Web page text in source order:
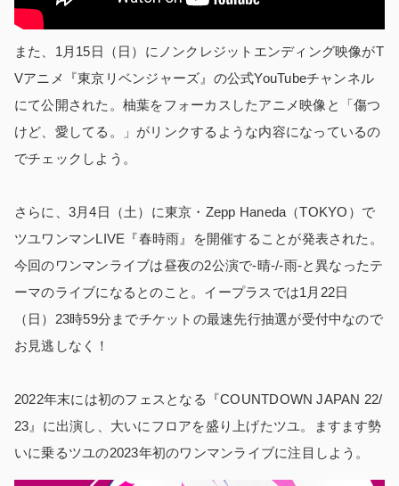
また、1月15日（日）にノンクレジットエンディング映像がT
Vアニメ『東京リベンジャーズ』の公式YouTubeチャンネル
にて公開された。柚葉をフォーカスしたアニメ映像と「傷つ
けど、愛してる。」がリンクするような内容になっているの
でチェックしよう。
さらに、3月4日（土）に東京・Zepp Haneda（TOKYO）で
ツユワンマンLIVE『春時雨』を開催することが発表された。
今回のワンマンライブは昼夜の2公演で-晴-/-雨-と異なったテ
ーマのライブになるとのこと。イープラスでは1月22日
（日）23時59分までチケットの最速先行抽選が受付中なので
お見逃しなく！
2022年末には初のフェスとなる『COUNTDOWN JAPAN 22/
23』に出演し、大いにフロアを盛り上げたツユ。ますます勢
いに乗るツユの2023年初のワンマンライブに注目しよう。